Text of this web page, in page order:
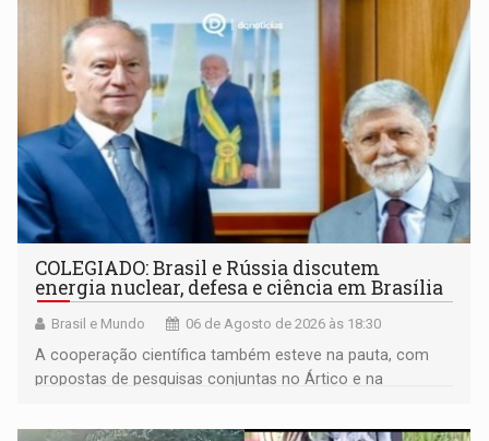
COLEGIADO: Brasil e Rússia discutem
energia nuclear, defesa e ciência em Brasília
Brasil e Mundo 06 de Agosto de 2026 às 18:30
A cooperação científica também esteve na pauta, com
propostas de pesquisas conjuntas no Ártico e na